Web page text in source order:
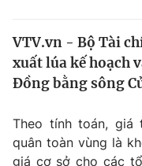
Thế giới
Thế giới đó đây
Kinh tế
Tài chính
VTV.vn - Bộ Tài
xuất lúa kế hoạch
Đồng bằng sông
Theo tính toán, giá
quân toàn vùng là
giá cơ sở cho các